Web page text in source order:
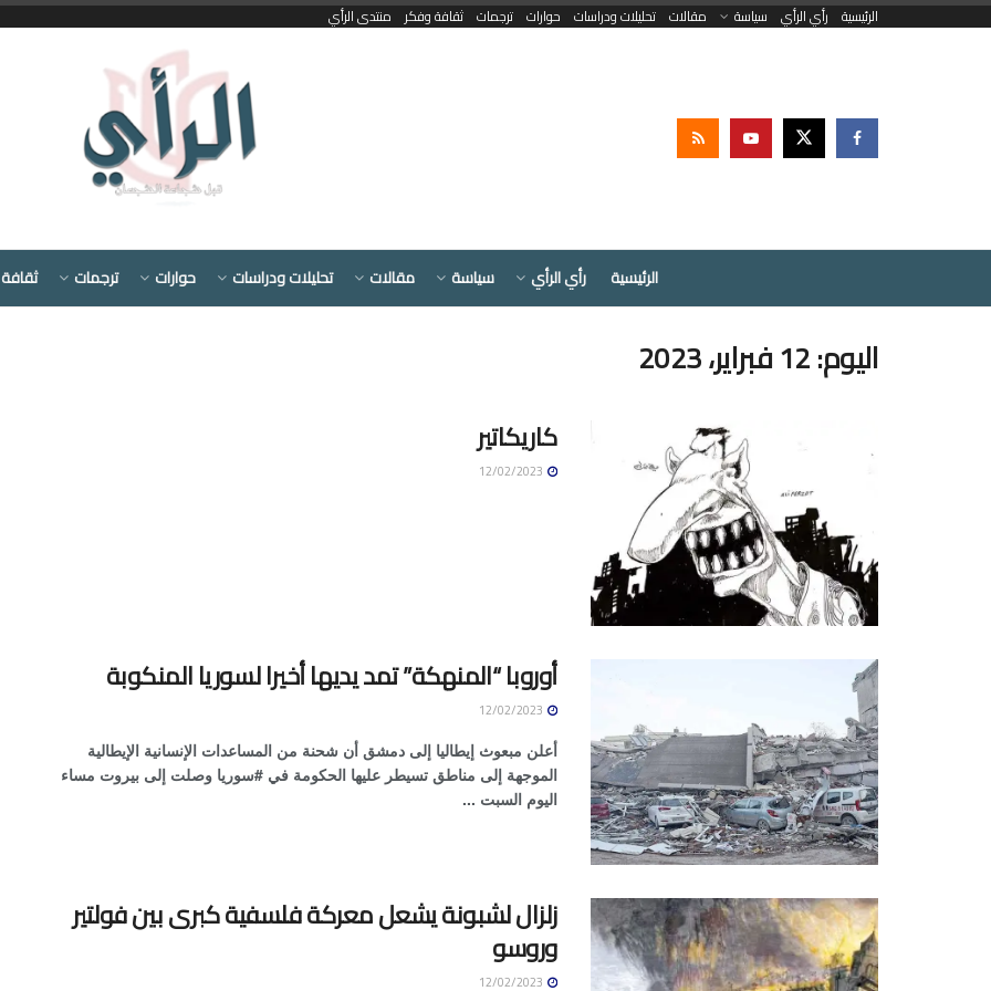
الرئيسية رأي الرأي سياسة مقالات تحليلات ودراسات حوارات ترجمات ثقافة وفكر منتدى الرأي
الرئيسية رأي الرأي سياسة مقالات تحليلات ودراسات حوارات ترجمات
اليوم:12 فبراير، 2023
كاريكاتير
أوروبا “المنهكة” تمد يديها أخيرا لسوريا المنكوبة
أعلن مبعوث إيطاليا إلى دمشق أن شحنة من المساعدات الإنسانية الإيطالية
الموجهة إلى مناطق تسيطر عليها الحكومة في #سوريا وصلت إلى بيروت مساء
اليوم السبت ...
زلزال لشبونة يشعل معركة فلسفية كبرى بين فولتير
وروسو